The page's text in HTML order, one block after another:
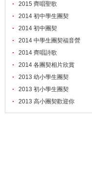
2015 齊唱聖歌
2014 初中學生團契
2014 初中團契
2014 中學生團契福音營
2014 齊唱詩歌
2014 各團契相片欣賞
2013 幼小學生團契
2013 初小學生團契
2013 高小團契歡迎你